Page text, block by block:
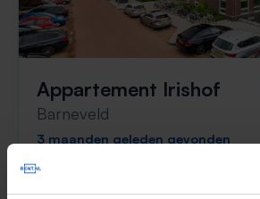
Appartement Irishof
Barneveld
3 maanden geleden gevonden
Gevonden op: